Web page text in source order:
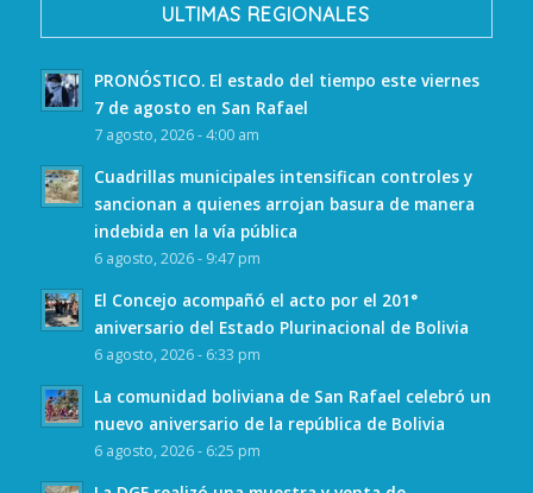
ULTIMAS REGIONALES
PRONÓSTICO. El estado del tiempo este viernes
7 de agosto en San Rafael
7 agosto, 2026 - 4:00 am
Cuadrillas municipales intensifican controles y
sancionan a quienes arrojan basura de manera
indebida en la vía pública
6 agosto, 2026 - 9:47 pm
El Concejo acompañó el acto por el 201°
aniversario del Estado Plurinacional de Bolivia
6 agosto, 2026 - 6:33 pm
La comunidad boliviana de San Rafael celebró un
nuevo aniversario de la república de Bolivia
6 agosto, 2026 - 6:25 pm